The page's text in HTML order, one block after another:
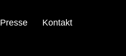
Presse Kontakt